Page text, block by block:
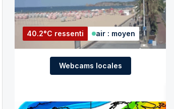
40.2°C ressenti air : moyen
Webcams locales